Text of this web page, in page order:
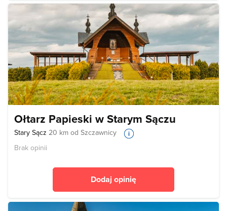
Ołtarz Papieski w Starym Sączu
Stary Sącz 20 km od Szczawnicy
Brak opinii
Dodaj opinię